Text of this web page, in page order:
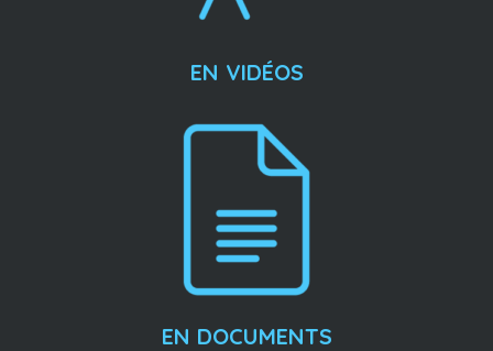
EN VIDÉOS
EN DOCUMENTS